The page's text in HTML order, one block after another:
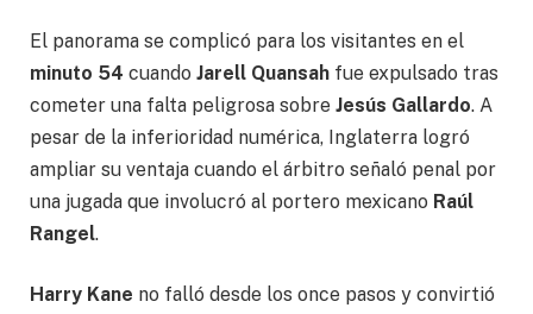
El panorama se complicó para los visitantes en el
minuto 54 cuando Jarell Quansah fue expulsado tras
cometer una falta peligrosa sobre Jesús Gallardo. A
pesar de la inferioridad numérica, Inglaterra logró
ampliar su ventaja cuando el árbitro señaló penal por
una jugada que involucró al portero mexicano Raúl
Rangel.
Harry Kane no falló desde los once pasos y convirtió